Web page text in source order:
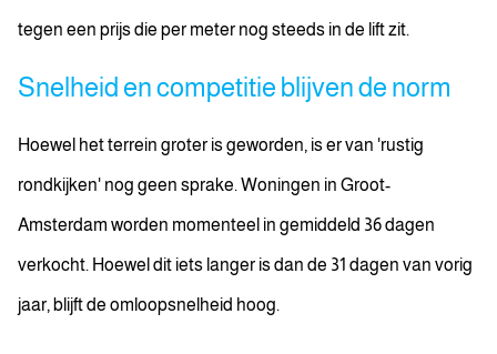
tegen een prijs die per meter nog steeds in de lift zit.
Snelheid en competitie blijven de norm
Hoewel het terrein groter is geworden, is er van 'rustig
rondkijken' nog geen sprake. Woningen in Groot-
Amsterdam worden momenteel in gemiddeld 36 dagen
verkocht. Hoewel dit iets langer is dan de 31 dagen van vorig
jaar, blijft de omloopsnelheid hoog.